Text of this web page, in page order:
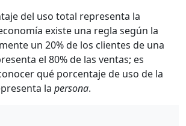
del uso total representa la
existe una regla según la
un 20% de los clientes de una
el 80% de las ventas; es
qué porcentaje de uso de la
la persona.